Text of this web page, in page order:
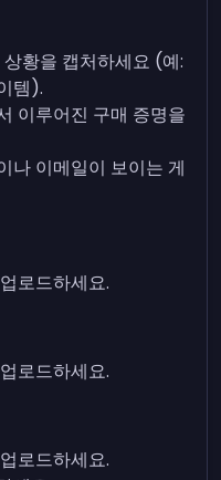
황을 캡처하세요 (예:
템).
이루어진 구매 증명을
나 이메일이 보이는 게
로드하세요.
로드하세요.
로드하세요.